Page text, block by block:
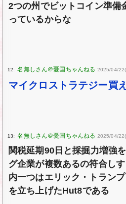
2つの州でビットコイン準備
っているからな
12: 2025/04/
マイクロストラテジー買
13: 2025/04/
関税延期90日と採掘力増強
グ企業が複数あるの符合しす
内一つはエリック・トラン
を立ち上げたHut8である